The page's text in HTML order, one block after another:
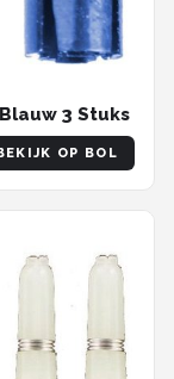
3 Stuks
OP BOL